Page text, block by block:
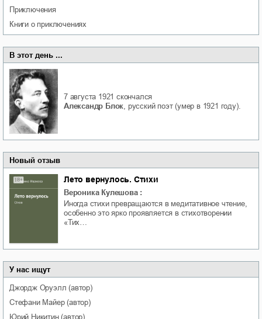
приключения
книги о приключениях
В этот день ...
7 августа 1921 скончался
Александр Блок , русский поэт (умер в 1921 году).
Новый отзыв
Лето вернулось. Стихи
Вероника Кулешова :
Иногда стихи превращаются в медитативное чтение,
особенно это ярко проявляется в стихотворении
«Тих…
У нас ищут
Джордж Оруэлл (автор)
Стефани Майер(автор)
Юрий Никитин(автор)